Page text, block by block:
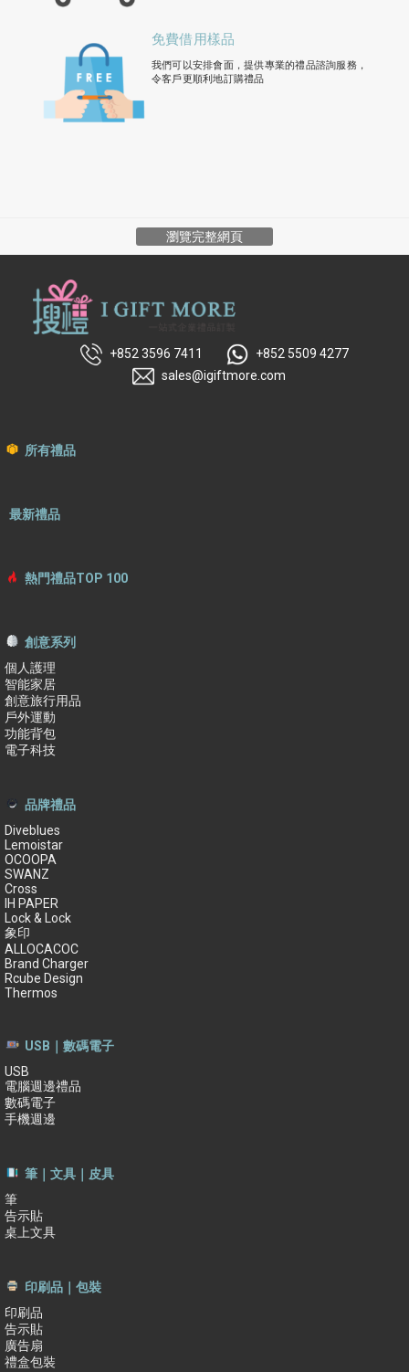
免費借用樣品
我們可以安排會面，提供專業的禮品諮詢服務，
令客戶更順利地訂購禮品
瀏覽完整網頁
+852 3596 7411
+852 5509 4277
sales@igiftmore.com
所有禮品
最新禮品
熱門禮品TOP 100
創意系列
個人護理
智能家居
創意旅行用品
戶外運動
功能背包
電子科技
品牌禮品
Diveblues
Lemoistar
OCOOPA
SWANZ
Cross
IH PAPER
Lock & Lock
象印
ALLOCACOC
Brand Charger
Rcube Design
Thermos
USB｜數碼電子
USB
電腦週邊禮品
數碼電子
手機週邊
筆｜文具｜皮具
筆
告示貼
桌上文具
印刷品｜包裝
印刷品
告示貼
廣告扇
禮盒包裝